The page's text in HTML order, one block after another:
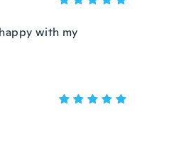
with my